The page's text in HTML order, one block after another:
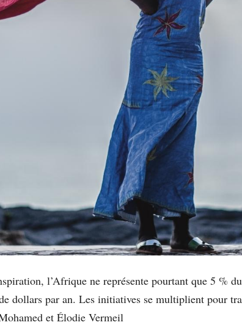
l’Afrique ne représente pourtant que 5 %
dollars par an. Les initiatives se multiplient pour
et Élodie Vermeil